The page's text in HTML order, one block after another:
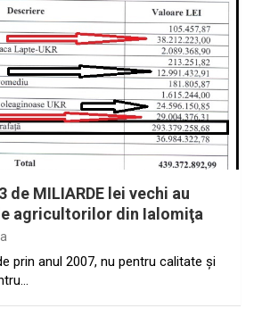
de MILIARDE lei vechi au
agricultorilor din Ialomiţa
prin anul 2007, nu pentru calitate şi